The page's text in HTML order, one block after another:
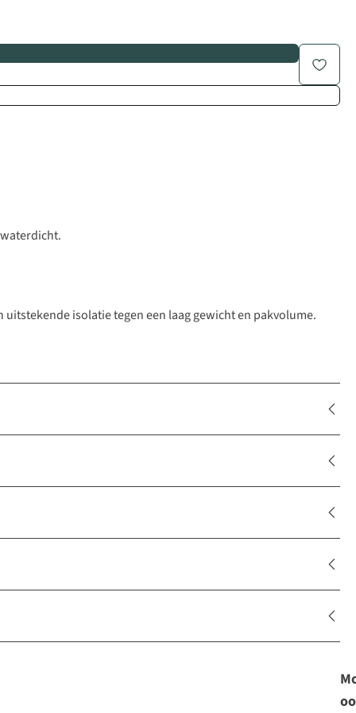
isolatie tegen een laag gewicht en pakvolume.